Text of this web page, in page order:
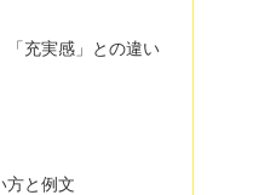
「充実感」との違い
方と例文